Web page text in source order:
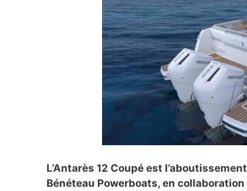
L’Antarès 12 Coupé est
Bénéteau Powerboats, en